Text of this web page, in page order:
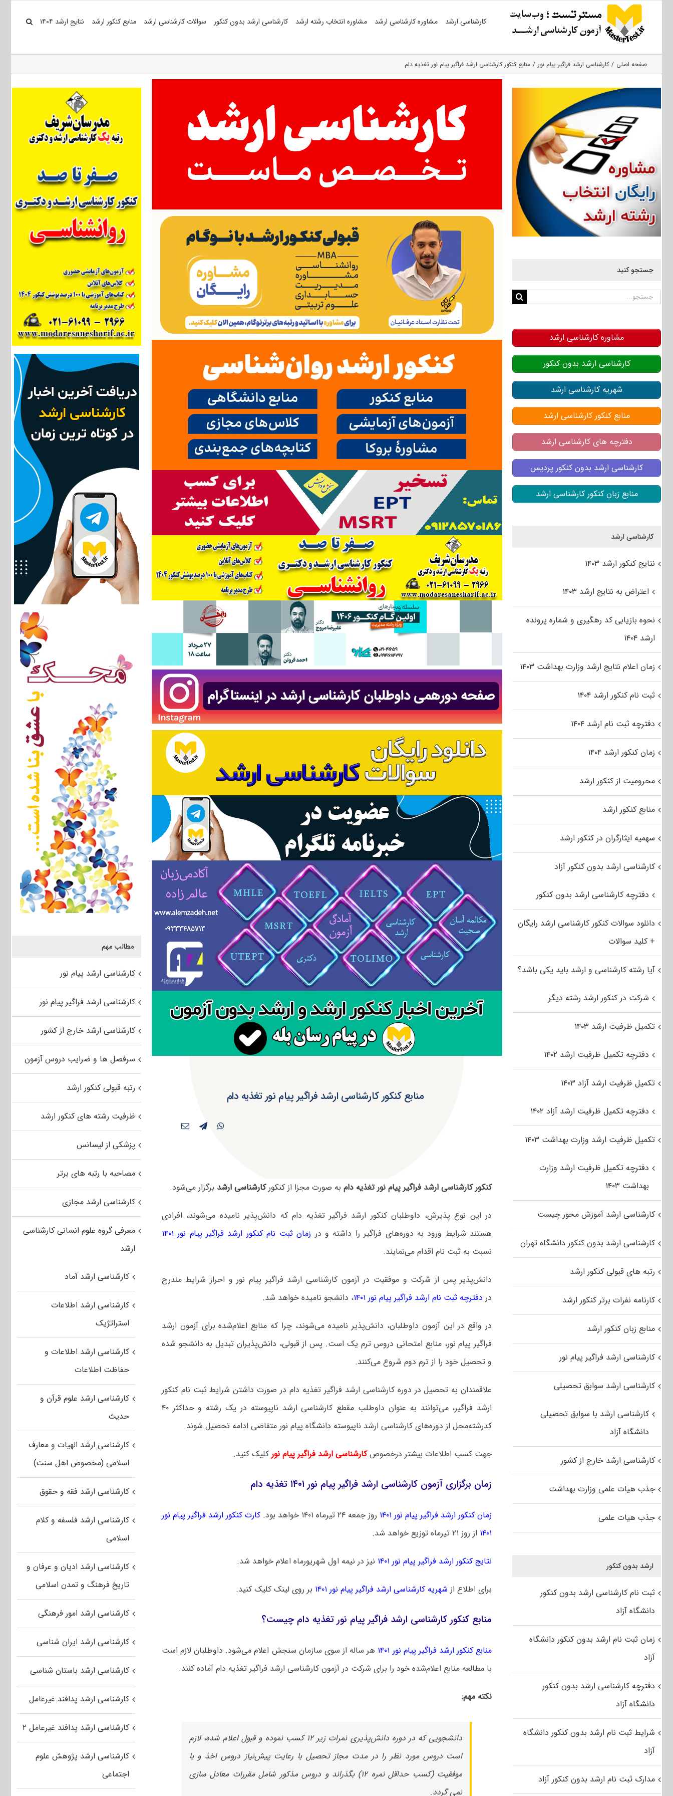
کارشناسی ارشد مشاوره کارشناسی ارشد مشاوره انتخاب رشته ارشد کارشناسی ارشد بدون کنکور سوالات کارشناسی ارشد منابع کنکور ارشد نتایج ارشد ۱۴۰۴
صفحه اصلی کارشناسی ارشد فراگیر پیام نور منابع کنکور کارشناسی ارشد فراگیر پیام نور تغذیه دام
منابع کنکور کارشناسی ارشد فراگیر پیام نور تغذیه دام
کنکور کارشناسی ارشد فراگیر پیام نور تغذیه دامبه صورت مجزا از کنکورکارشناسی ارشد برگزار می‌شود.
در این نوع پذیرش، داوطلبان کنکور ارشد فراگیر تغذیه دام که دانش‌پذیر نامیده می‌شوند، افرادی
هستند شرایط ورود به دوره‌های فراگیر را داشته و در زمان ثبت نام کنکور ارشد فراگیر پیام نور ۱۴۰۱
نسبت به ثبت نام اقدام می‌نمایند.
دانش‌پذیر پس از شرکت و موفقیت در آزمون کارشناسی ارشد فراگیر پیام نور و احراز شرایط مندرج
در دفترچه ثبت نام ارشد فراگیر پیام نور ۱۴۰۱ ، دانشجو نامیده خواهد شد.
در واقع در این آزمون داوطلبان، دانش‌پذیر نامیده می‌شوند، چرا که منابع اعلام‌شده برای آزمون ارشد
فراگیر پیام نور، منابع امتحانی دروس ترم یک است. پس از قبولی، دانش‌پذیران تبدیل به دانشجو شده
و تحصیل خود را از ترم دوم شروع می‌کنند.
علاقمندان به تحصیل در دوره کارشناسی ارشد فراگیر تغذیه دام در صورت داشتن شرایط ثبت نام کنکور
ارشد فراگیر، می‌توانند به عنوان داوطلب مقطع کارشناسی ارشد ناپیوسته در یک رشته و حداکثر ۴۰
کدرشته‌محل از دوره‌های کارشناسی ارشد ناپیوسته دانشگاه پیام نور متقاضی ادامه تحصیل شوند.
جهت کسب اطلاعات بیشتر درخصوصکارشناسی ارشد فراگیر پیام نورکلیک کنید.
زمان برگزاری آزمون کارشناسی ارشد فراگیر پیام نور ۱۴۰۱ تغذیه دام
زمان کنکور ارشد فراگیر پیام نور ۱۴۰۱ روز جمعه ۲۴ تیرماه ۱۴۰۱ خواهد بود.
کارت کنکور ارشد فراگیر پیام نور
۱۴۰۱ از روز ۲۱ تیرماه توزیع خواهد شد.
نتایج کنکور ارشد فراگیر پیام نور ۱۴۰۱ نیز در نیمه اول شهریورماه اعلام خواهد شد.
برای اطلاع از شهریه کارشناسی ارشد فراگیر پیام نور ۱۴۰۱ بر روی لینک کلیک کنید.
منابع کنکور کارشناسی ارشد فراگیر پیام نور تغذیه دام چیست؟
منابع کنکور ارشد فراگیر پیام نور ۱۴۰۱
هر ساله از سوی سازمان سنجش اعلام می‌شود. داوطلبان لازم است
با مطالعه منابع اعلام‌شده خود را برای شرکت در آزمون کارشناسی ارشد فراگیر تغذیه دام آماده کنند.
نکته مهم:
دانشجویی که در دوره دانش‌پذیری نمرات زیر ۱۲ کسب نموده و قبول اعلام شده، لازم
است دروس مورد نظر را در مدت مجاز تحصیل با رعایت پیش‌نیاز دروس اخذ و با
موفقیت (کسب حداقل نمره ۱۲) بگذراند و دروس مذکور شامل مقررات معادل سازی
نمی گردد.
مطالب مهم
کارشناسی ارشد پیام نور
کارشناسی ارشد فراگیر پیام نور
کارشناسی ارشد خارج از کشور
سرفصل ها و ضرایب دروس آزمون
رتبه قبولی کنکور ارشد
ظرفیت رشته های کنکور ارشد
پزشکی از لیسانس
مصاحبه با رتبه های برتر
کارشناسی ارشد مجازی
معرفی گروه علوم انسانی کارشناسی
ارشد
کارشناسی ارشد آماد
کارشناسی ارشد اطلاعات
استراتژیک
کارشناسی ارشد اطلاعات و
حفاظت اطلاعات
کارشناسی ارشد علوم قرآن و
حدیث
کارشناسی ارشد الهیات و معارف
اسلامی (مخصوص اهل سنت)
کارشناسی ارشد فقه و حقوق
کارشناسی ارشد فلسفه و کلام
اسلامی
کارشناسی ارشد ادیان و عرفان و
تاریخ فرهنگ و تمدن اسلامی
کارشناسی ارشد امور فرهنگی
کارشناسی ارشد ایران شناسی
کارشناسی ارشد باستان شناسی
کارشناسی ارشد پدافند غیرعامل
کارشناسی ارشد پدافند غیرعامل ۲
کارشناسی ارشد پژوهش علوم
اجتماعی
جستجو کنید
جستجو
مشاوره کارشناسی ارشد
کارشناسی ارشد بدون کنکور
شهریه کارشناسی ارشد
منابع کنکور کارشناسی ارشد
دفترچه های کارشناسی ارشد
کارشناسی ارشد بدون کنکور پردیس
منابع زبان کنکور کارشناسی ارشد
کارشناسی ارشد
نتایج کنکور ارشد ۱۴۰۳
اعتراض به نتایج ارشد ۱۴۰۳
نحوه بازیابی کد رهگیری و شماره پرونده
ارشد ۱۴۰۴
زمان اعلام نتایج ارشد وزارت بهداشت ۱۴۰۳
ثبت نام کنکور ارشد ۱۴۰۴
دفترچه ثبت نام ارشد ۱۴۰۴
زمان کنکور ارشد ۱۴۰۴
محرومیت از کنکور ارشد
منابع کنکور ارشد
سهمیه ایثارگران در کنکور ارشد
کارشناسی ارشد بدون کنکور آزاد
دفترچه کارشناسی ارشد بدون کنکور
دانلود سوالات کنکور کارشناسی ارشد رایگان
+ کلید سوالات
آیا رشته کارشناسی و ارشد باید یکی باشد؟
شرکت در کنکور ارشد رشته دیگر
تکمیل ظرفیت ارشد ۱۴۰۳
دفترچه تکمیل ظرفیت ارشد ۱۴۰۲
تکمیل ظرفیت ارشد آزاد ۱۴۰۳
دفترچه تکمیل ظرفیت ارشد آزاد ۱۴۰۲
تکمیل ظرفیت ارشد وزارت بهداشت ۱۴۰۳
دفترچه تکمیل ظرفیت ارشد وزارت
بهداشت ۱۴۰۳
کارشناسی ارشد آموزش محور چیست
کارشناسی ارشد بدون کنکور دانشگاه تهران
رتبه های قبولی کنکور ارشد
کارنامه نفرات برتر کنکور ارشد
منابع زبان کنکور ارشد
کارشناسی ارشد فراگیر پیام نور
کارشناسی ارشد سوابق تحصیلی
کارشناسی ارشد با سوابق تحصیلی
دانشگاه آزاد
کارشناسی ارشد خارج از کشور
جذب هیات علمی وزارت بهداشت
جذب هیات علمی
ارشد بدون کنکور
ثبت نام کارشناسی ارشد بدون کنکور
دانشگاه آزاد
زمان ثبت نام ارشد بدون کنکور دانشگاه
آزاد
دفترچه کارشناسی ارشد بدون کنکور
دانشگاه آزاد
شرایط ثبت نام ارشد بدون کنکور دانشگاه
آزاد
مدارک ثبت نام ارشد بدون کنکور آزاد